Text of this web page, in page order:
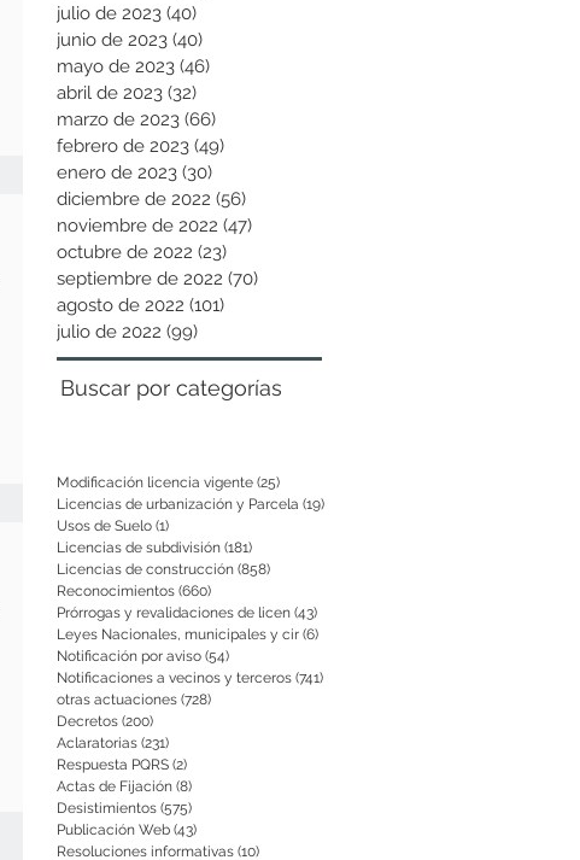
julio de 2023 (40)
junio de 2023 (40)
mayo de 2023 (46)
abril de 2023 (32)
marzo de 2023 (66)
febrero de 2023 (49)
enero de 2023 (30)
diciembre de 2022 (56)
noviembre de 2022 (47)
octubre de 2022 (23)
septiembre de 2022 (70)
agosto de 2022 (101)
julio de 2022 (99)
Buscar por categorías
Modificación licencia vigente (25)
Licencias de urbanización y Parcela (19)
Usos de Suelo (1)
Licencias de subdivisión (181)
Licencias de construcción (858)
Reconocimientos (660)
Prórrogas y revalidaciones de licen (43)
Leyes Nacionales, municipales y cir (6)
Notificación por aviso (54)
Notificaciones a vecinos y terceros (741)
otras actuaciones (728)
Decretos (200)
Aclaratorias (231)
Respuesta PQRS (2)
Actas de Fijación (8)
Desistimientos (575)
Publicación Web (43)
Resoluciones informativas (10)